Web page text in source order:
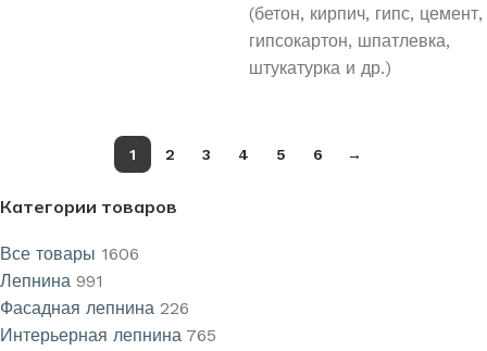
Категории товаров
Все товары 1606
Лепнина 991
Фасадная лепнина 226
Интерьерная лепнина 765
(бетон, кирпич, гипс, цемент,
гипсокартон, шпатлевка,
штукатурка и др.)
1 2 3 4 5 6 →